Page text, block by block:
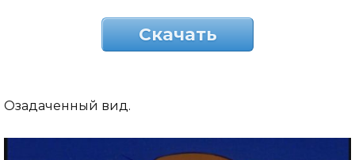
Скачать
Озадаченный вид.